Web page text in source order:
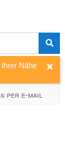
Nähe
per e-mail